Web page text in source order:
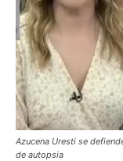
Azucena Uresti se
de autopsia